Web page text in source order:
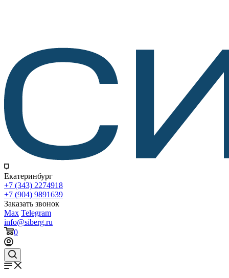
Екатеринбург
+7 (343) 2274918
+7 (904) 9891639
Заказать звонок
Max Telegram
info@siberg.ru
0